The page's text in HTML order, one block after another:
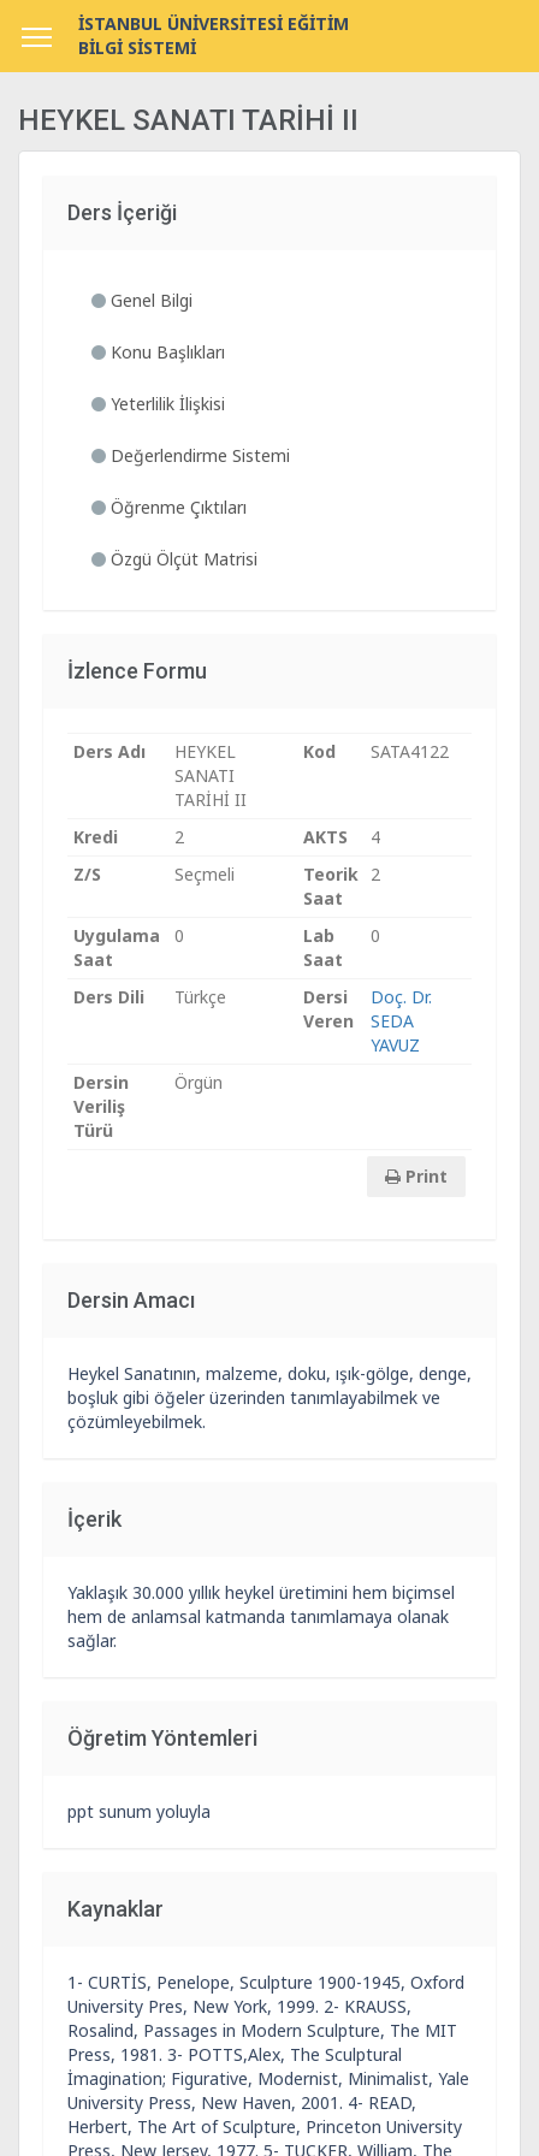
İSTANBUL ÜNİVERSİTESİ EĞİTİM
BİLGİ SİSTEMİ
HEYKEL SANATI TARİHİ II
Ders İçeriği
Genel Bilgi
Konu Başlıkları
Yeterlilik İlişkisi
Değerlendirme Sistemi
Öğrenme Çıktıları
Özgü Ölçüt Matrisi
İzlence Formu
Ders Adı
HEYKEL
SANATI
TARİHİ II
Kod SATA4122
Kredi 2 AKTS
4
Z/S
Seçmeli
Teorik
Saat
2
Uygulama
Saat
0
Lab
Saat
0
Ders Dili Türkçe
Dersi
Veren
Doç. Dr.
SEDA
YAVUZ
Dersin
Veriliş
Türü
Örgün
Print
Dersin Amacı
Heykel Sanatının, malzeme, doku, ışık-gölge, denge,
boşluk gibi öğeler üzerinden tanımlayabilmek ve
çözümleyebilmek.
İçerik
Yaklaşık 30.000 yıllık heykel üretimini hem biçimsel
hem de anlamsal katmanda tanımlamaya olanak
sağlar.
Öğretim Yöntemleri
ppt sunum yoluyla
Kaynaklar
1- CURTİS, Penelope, Sculpture 1900-1945, Oxford
University Pres, New York, 1999. 2- KRAUSS,
Rosalind, Passages in Modern Sculpture, The MIT
Press, 1981. 3- POTTS,Alex, The Sculptural
İmagination; Figurative, Modernist, Minimalist, Yale
University Press, New Haven, 2001. 4- READ,
Herbert, The Art of Sculpture, Princeton University
Press, New Jersey, 1977. 5- TUCKER, William, The